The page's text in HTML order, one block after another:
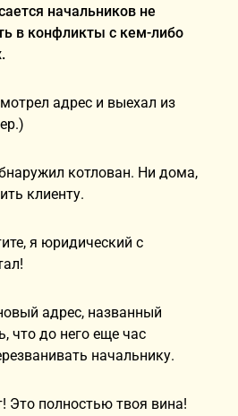
начальников не
в конфликты с кем-либо
адрес и выехал из
котлован. Ни дома,
клиенту.
я юридический с
адрес, названный
что до него еще час
начальнику.
Это полностью твоя вина!